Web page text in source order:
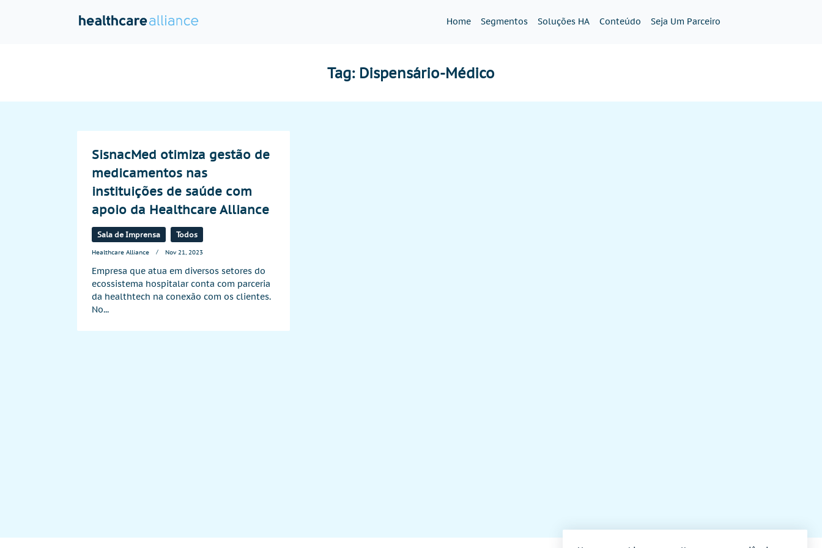
Home Segmentos Soluções HA Conteúdo Seja Um Parceiro
Tag: Dispensário-Médico
SisnacMed otimiza gestão de
medicamentos nas
instituições de saúde com
apoio da Healthcare Alliance
Sala de Imprensa Todos
Healthcare Alliance Nov 21, 2023
Empresa que atua em diversos setores do
ecossistema hospitalar conta com parceria
da healthtech na conexão com os clientes.
No...